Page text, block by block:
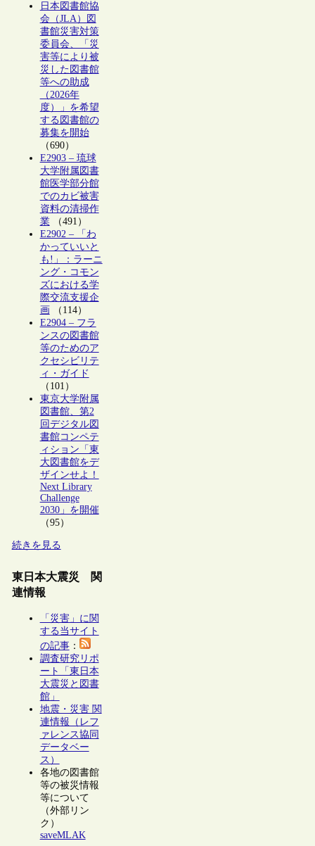
日本図書館協
会（JLA）図
書館災害対策
委員会、「災
害等により被
災した図書館
等への助成
（2026年
度）」を希望
する図書館の
募集を開始
（690）
E2903 – 琉球
大学附属図書
館医学部分館
でのカビ被害
資料の清掃作
業（491）
E2902 – 「わ
かっていいと
も!」：ラーニ
ング・コモン
ズにおける学
際交流支援企
画 （114）
E2904 – フラ
ンスの図書館
等のためのア
クセシビリテ
ィ・ガイド
（101）
東京大学附属
図書館、第2
回デジタル図
書館コンペテ
ィション「東
大図書館をデ
ザインせよ！
Next Library
Challenge
2030」を開催
（95）
続きを見る
東日本大震災 関
連情報
「災害」に関
する当サイト
の記事：
調査研究リポ
ート「東日本
大震災と図書
館」
地震・災害 関
連情報（レフ
ァレンス協同
データベー
ス）
各地の図書館
等の被災情報
等について
（外部リン
ク）
saveMLAK